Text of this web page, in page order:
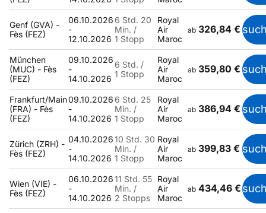
Genf (GVA) -
Fès (FEZ)
06.10.2026
-
12.10.2026
6 Std. 20
Min. /
1 Stopp
Royal
Air
Maroc
ab 326,84 €
München
(MUC) - Fès
(FEZ)
09.10.2026
-
14.10.2026
6 Std. /
1 Stopp
Royal
Air
Maroc
ab 359,80 €
Frankfurt/Main
(FRA) - Fès
(FEZ)
09.10.2026
-
14.10.2026
6 Std. 25
Min. /
1 Stopp
Royal
Air
Maroc
ab 386,94 €
Zürich (ZRH) -
Fès (FEZ)
04.10.2026
-
14.10.2026
10 Std. 30
Min. /
1 Stopp
Royal
Air
Maroc
ab 399,83 €
Wien (VIE) -
Fès (FEZ)
06.10.2026
-
14.10.2026
11 Std. 55
Min. /
2 Stopps
Royal
Air
Maroc
ab 434,46 €